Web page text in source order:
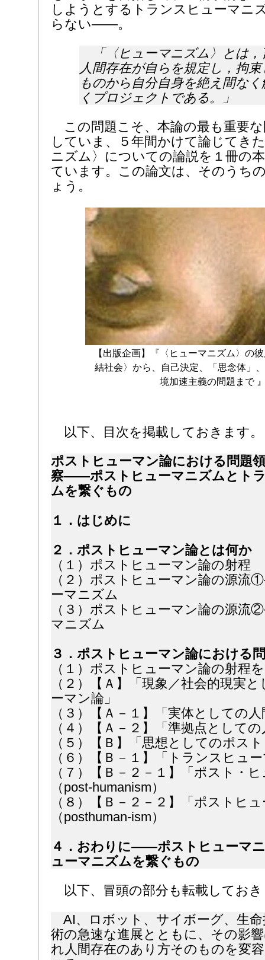
しようとするトランスヒューマニ
らない――。
「〈ヒューマニズム〉とは，
人間存在が自らを規定し，拘
ものから自分自身を絶え間な
くプロジェクトである。」
この問題こそ、本論の最も重要
していま、５年間かけて論じてき
ニズム〉についての論説を１冊の
ています。この論文は、そのうち
ょう。
【出版企画】『〈ヒューマニズム〉の
結社会〉から、自己決定、「思念体」
境加速主義の問題まで
以下、目次を掲載しておきます。
ポストヒューマン論における問題
察――ポストヒューマニズムとト
ムを繋ぐもの
１．はじめに
２．ポストヒューマン論とは何か
（１）ポストヒューマン論の射程
（２）ポストヒューマン論の源
ーマニズム
（３）ポストヒューマン論の源
マニズム
３．ポストヒューマン論における
（１）ポストヒューマン論の射程
（２）【Ａ】「現象／社会的現実
ーマン論」
（３）【Ａ－１】「実体としての
（４）【Ａ－２】「準拠点として
（５）【Ｂ】「思想としてのポス
（６）【Ｂ－１】「トランスヒュ
（７）【Ｂ－２－１】「ポスト・
（post-humanism）
（８）【Ｂ－２－２】「ポストヒ
（posthuman-ism）
４．おわりに――ポストヒューマ
ューマニズムを繋ぐもの
以下、冒頭の部分も転載してお
AI、ロボット、サイボーグ、生
術の急速な進展とともに、その影
れ人間存在のあり方そのものを変